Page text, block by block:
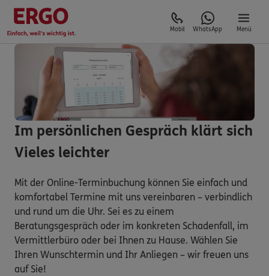
Mobil WhatsApp Menü
Im persönlichen Gespräch klärt sich
Vieles leichter
Mit der Online-Terminbuchung können Sie einfach und
komfortabel Termine mit uns vereinbaren – verbindlich
und rund um die Uhr. Sei es zu einem
Beratungsgespräch oder im konkreten Schadenfall, im
Vermittlerbüro oder bei Ihnen zu Hause. Wählen Sie
Ihren Wunschtermin und Ihr Anliegen – wir freuen uns
auf Sie!